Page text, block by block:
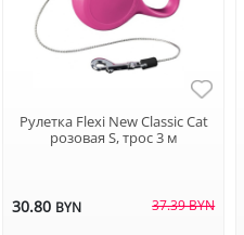
Рулетка Flexi New Classic Cat
розовая S, трос 3 м
30.80 BYN 37.39 BYN